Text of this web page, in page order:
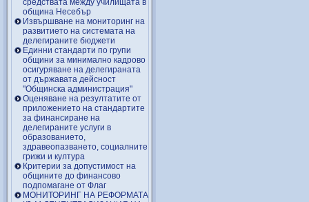
средствата между училищата в
община Несебър
Извършване на мониторинг на
развитието на системата на
делегираните бюджети
Единни стандарти по групи
общини за минимално кадрово
осигуряване на делегираната
от държавата дейсност
"Общинска администрация"
Оценяване на резултатите от
приложението на стандартите
за финансиране на
делегираните услуги в
образованието,
здравеопазването, социалните
грижи и култура
Критерии за допустимост на
общините до финансово
подпомагане от Флаг
МОНИТОРИНГ НА РЕФОРМАТА